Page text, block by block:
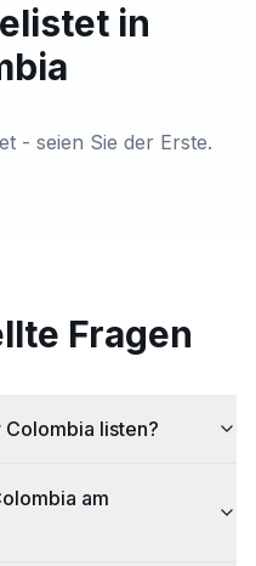
in
- seien Sie der Erste.
Fragen
Colombia listen?
am